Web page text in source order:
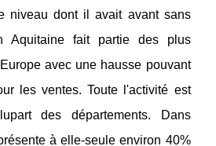
niveau dont il avait avant sans
Aquitaine fait partie des plus
avec une hausse pouvant
les ventes. Toute l'activité est
des départements. Dans
à elle-seule environ 40%